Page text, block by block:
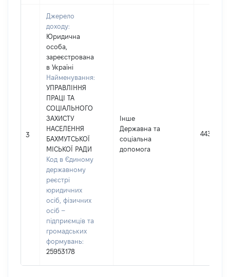
3
Джерело
доходу:
Юридична
особа,
зареєстрована
в Україні
Найменування:
УПРАВЛІННЯ
ПРАЦІ ТА
СОЦІАЛЬНОГО
ЗАХИСТУ
НАСЕЛЕННЯ
БАХМУТСЬКОЇ
МІСЬКОЇ РАДИ
Код в Єдиному
державному
реєстрі
юридичних
осіб, фізичних
осіб –
підприємців та
громадських
формувань:
25953178
Інше
Державна та
соціальна
допомога
4436